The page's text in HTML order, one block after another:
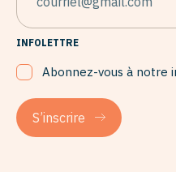
INFOLETTRE
Abonnez-vous à notre
S’inscrire